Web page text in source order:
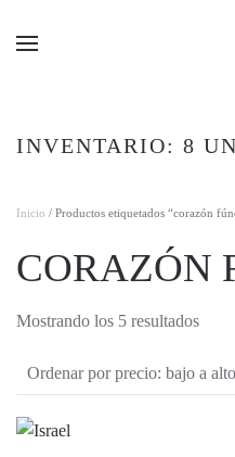
INVENTARIO: 8
Inicio / Productos etiquetados “corazón
CORAZÓN
Mostrando los 5 resultados
bajo